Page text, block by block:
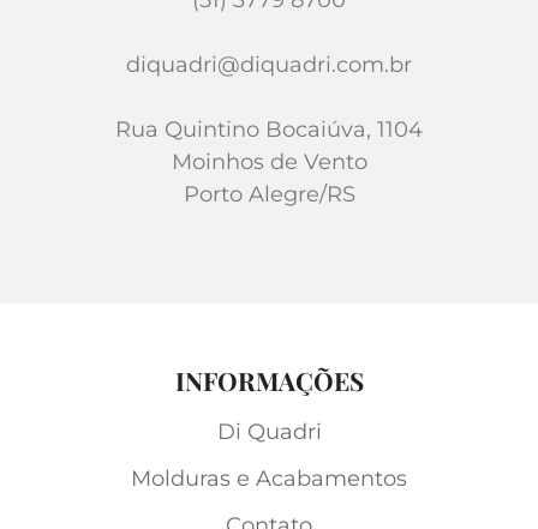
diquadri@diquadri.com.br
Rua Quintino Bocaiúva, 1104
Moinhos de Vento
Porto Alegre/RS
INFORMAÇÕES
Di Quadri
Molduras e Acabamentos